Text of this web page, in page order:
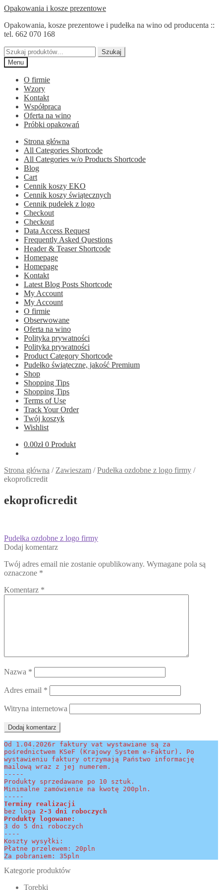
Przejdź
nawigacji
Przejdź
treści
Opakowania i kosze prezentowe
Opakowania, kosze prezentowe i pudełka na wino od producenta ::
tel. 662 070 168
Szukaj:
Szukaj
Menu
O firmie
Wzory
Kontakt
Współpraca
Oferta na wino
Próbki opakowań
Strona główna
All Categories Shortcode
All Categories w/o Products Shortcode
Blog
Cart
Cennik koszy EKO
Cennik koszy świątecznych
Cennik pudełek z logo
Checkout
Checkout
Data Access Request
Frequently Asked Questions
Header & Teaser Shortcode
Homepage
Homepage
Kontakt
Latest Blog Posts Shortcode
My Account
My Account
O firmie
Obserwowane
Oferta na wino
Polityka prywatności
Polityka prywatności
Product Category Shortcode
Pudełko świąteczne, jakość Premium
Shop
Shopping Tips
Shopping Tips
Terms of Use
Track Your Order
Twój koszyk
Wishlist
0.00zł 0 Produkt
Strona główna / Zawieszam /Pudełka ozdobne z logo firmy /
ekoproficredit
ekoproficredit
Nawigacja
wpisu
Poprzedni
wpis:
Pudełka ozdobne z logo firmy
Dodaj komentarz
Twój adres email nie zostanie opublikowany. Wymagane pola są
oznaczone *
Komentarz *
Nazwa *
Adres email *
Witryna internetowa
Od 1.04.2026r faktury vat wystawiane są za
pośrednictwem KSeF (Krajowy System e-Faktur). Po
wystawieniu faktury otrzymają Państwo informację
mailową wraz z jej numerem.
-----
Produkty sprzedawane po 10 sztuk.
Minimalne zamówienie na kwotę 200pln.
-----
Terminy realizacji
bez loga 2-3 dni roboczych
Produkty logowane:
3 do 5 dni roboczych
----
Koszty wysyłki:
Płatne przelewem: 20pln
Za pobraniem: 35pln
Kategorie produktów
Torebki